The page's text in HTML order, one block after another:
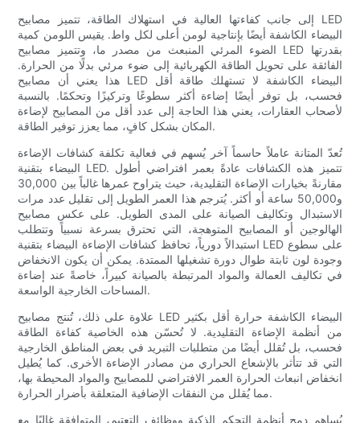
إلى جانب كفاءتها العالية في استهلاك الطاقة، تتميز مصابيح LED
البيضاء الكاشفة أيضًا بإنتاجية لومن أعلى لكل واط. يقيس اللومن كمية
الضوء المرئي المنبعث من مصدر ما، وتتميز مصابيح LED بقدرتها
الفائقة على تحويل الطاقة الكهربائية إلى ضوء مرئي بدلًا من الحرارة.
هذا يعني أن مصابيح LED البيضاء الكاشفة لا تستهلك طاقة أقل
فحسب، بل توفر أيضًا إضاءة أكثر سطوعًا وتركيزًا وتحكمًا. بالنسبة
لأصحاب العقارات، يعني هذا الحاجة إلى عدد أقل من المصابيح لإضاءة
المكان بشكل كافٍ، مما يعزز توفير الطاقة.
تُعدّ المتانة عاملاً حاسماً آخر يُسهم في فعالية تكلفة كشافات الإضاءة
البيضاء بتقنية LED. تتميز هذه الكشافات عادةً بعمر افتراضي أطول
مقارنةً بخيارات الإضاءة التقليدية، حيث يتراوح عمرها غالباً بين 30,000
و50,000 ساعة أو أكثر. يُترجم هذا العمر الطويل إلى تقليل عدد مرات
الاستبدال وتكاليف الصيانة على المدى الطويل. على عكس مصابيح
الهالوجين أو المصابيح المتوهجة، التي تحترق بسرعة نسبياً وتتطلب
استبدالاً دورياً، تحافظ كشافات الإضاءة البيضاء بتقنية LED على سطوع
وجودة لون ثابتة طوال دورة تشغيلها الممتدة. يمكن أن يكون الانخفاض
في تكاليف العمالة والمواد المرتبطة بالصيانة كبيراً، خاصةً عند إضاءة
المساحات الخارجية الواسعة.
علاوة على ذلك، تُنتج مصابيح LED البيضاء الكاشفة حرارة أقل بكثير
من أنظمة الإضاءة التقليدية. لا تُحسّن هذه الخاصية كفاءة الطاقة
فحسب، بل تُقلل أيضًا من متطلبات التبريد في بعض المناطق الخارجية
التي قد تتأثر بالإشعاع الحراري من مصادر الإضاءة الأخرى. كما يُطيل
انخفاض انبعاث الحرارة العمر الافتراضي للمصابيح والمواد المحيطة بها،
مما يُقلل من النفقات الإضافية المتعلقة بأضرار الحرارة.
يُساهم دمج أنظمة التحكم الذكية ووظائف التعتيم، المتوافقة غالبًا مع